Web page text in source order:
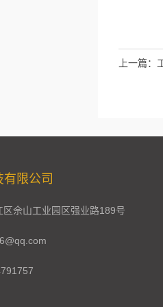
上一篇：
限公司
佘山工业园区强业路189号